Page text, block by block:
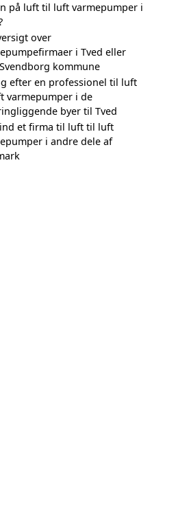
på luft til luft varmepumper i
over
i Tved eller
kommune
efter en professionel til luft
varmepumper i de
byer til Tved
et firma til luft til luft
i andre dele af